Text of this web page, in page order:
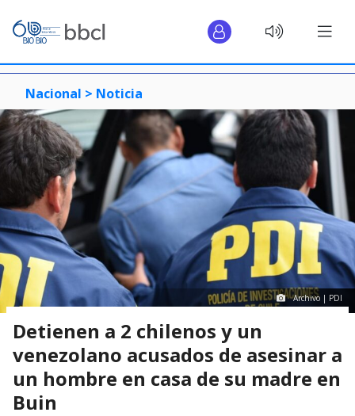
Nacional > Noticia
Archivo | PDI
Detienen a 2 chilenos y un
venezolano acusados de asesinar a
un hombre en casa de su madre en
Buin